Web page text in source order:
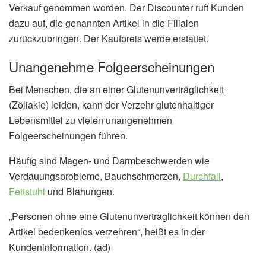
Verkauf genommen worden. Der Discounter ruft Kunden
dazu auf, die genannten Artikel in die Filialen
zurückzubringen. Der Kaufpreis werde erstattet.
Unangenehme Folgeerscheinungen
Bei Menschen, die an einer Glutenunverträglichkeit
(Zöliakie) leiden, kann der Verzehr glutenhaltiger
Lebensmittel zu vielen unangenehmen
Folgeerscheinungen führen.
Häufig sind Magen- und Darmbeschwerden wie
Verdauungsprobleme, Bauchschmerzen, Durchfall,
Fettstuhl und Blähungen.
„Personen ohne eine Glutenunverträglichkeit können den
Artikel bedenkenlos verzehren“, heißt es in der
Kundeninformation. (ad)